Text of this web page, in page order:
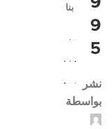
9
5
نشر
بواسطة
بنا